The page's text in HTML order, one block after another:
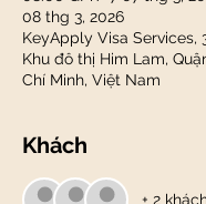
08 thg 3, 2026
KeyApply Visa Services,
Khu đô thị Him Lam,
Chí Minh, Việt Nam
Khách
+ 2